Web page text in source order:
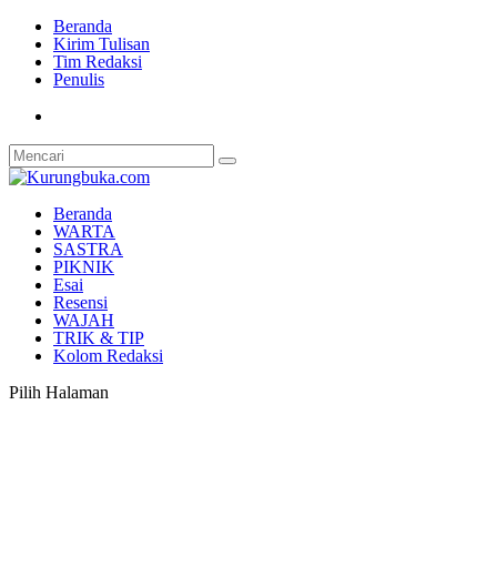
Beranda
Kirim Tulisan
Tim Redaksi
Penulis
Beranda
WARTA
SASTRA
PIKNIK
Esai
Resensi
WAJAH
TRIK & TIP
Kolom Redaksi
Pilih Halaman